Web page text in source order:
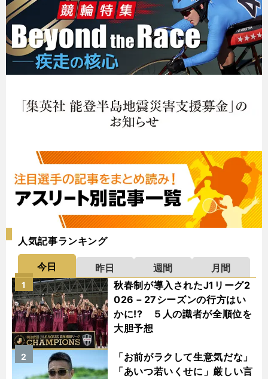
人気記事ランキング
今日 昨日 週間
月間
秋春制が導入されたJ1リーグ2
026－27シーズンの行方はい
かに!? ５人の識者が全順位を
大胆予想
1
「お前がラクして生意気だな」
「あいつ若いくせに」厳しい言
2